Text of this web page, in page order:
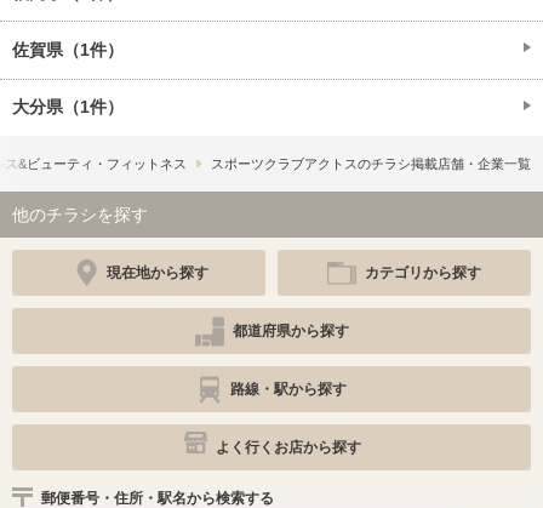
佐賀県（1件）
大分県（1件）
ス&ビューティ・フィットネス スポーツクラブアクトスのチラシ掲載店舗・企業一覧
他のチラシを探す
現在地から探す カテゴリから探す
都道府県から探す
路線・駅から探す
よく行くお店から探す
郵便番号・住所・駅名から検索する